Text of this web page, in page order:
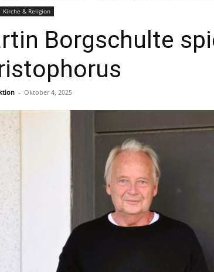
Kirche & Religion
Borgschulte
- Oktober 4, 2025